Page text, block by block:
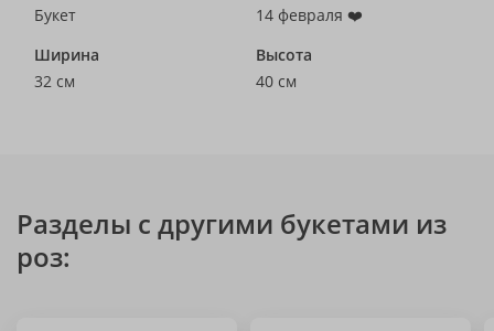
Букет
14 февраля ❤️
Ширина
32 см
Высота
40 см
Разделы с другими букетами из
роз: